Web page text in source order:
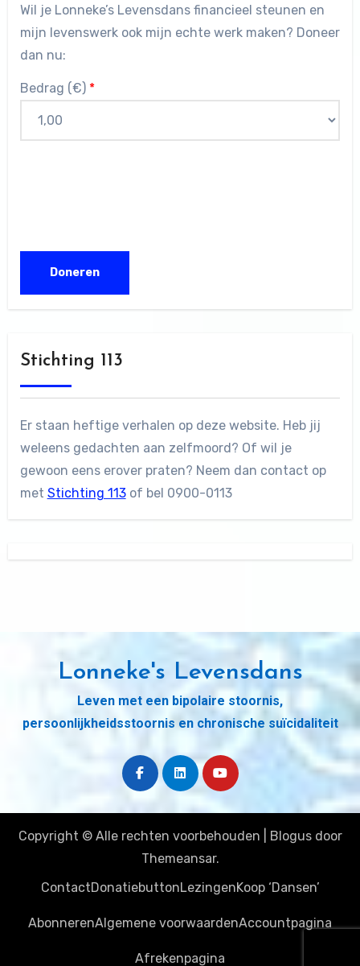
Wil je Lonneke’s Levensdans financieel steunen en
mijn levenswerk ook mijn echte werk maken? Doneer
dan nu:
Bedrag (€) *
Stichting 113
Er staan heftige verhalen op deze website. Heb jij
weleens gedachten aan zelfmoord? Of wil je
gewoon eens erover praten? Neem dan contact op
met Stichting 113of bel 0900-0113
Lonneke's Levensdans
Leven met een bipolaire stoornis,
persoonlijkheidsstoornis en chronische suïcidaliteit
Copyright © Alle rechten voorbehouden Blogusdoor
Themeansar.
ContactDonatiebuttonLezingenKoop ‘Dansen’
AbonnerenAlgemene voorwaardenAccountpagina
Afrekenpagina